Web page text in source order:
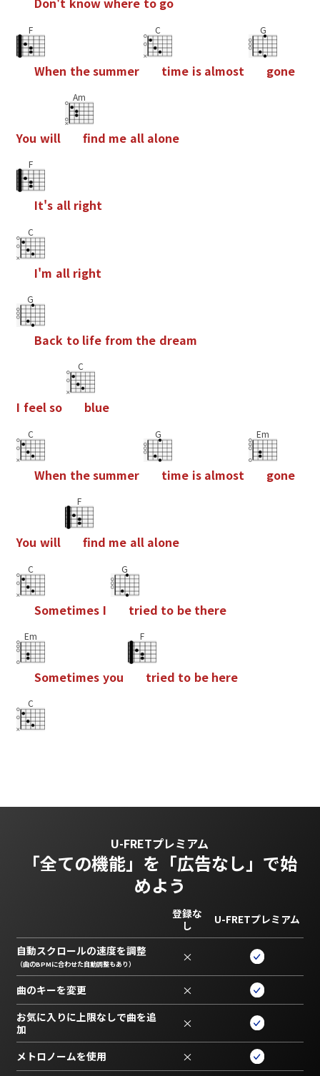
F
When thesummer
C
time is almost
G
gone
You will
Am
fnd me all alone
F
It's all right
C
I'm all right
G
Back to life from the dream
I feelso
C
blue
C
When thesummer
G
time is almost
Em
gone
You will
F
fnd me all alone
C
Sometimes I
G
tried to be there
Em
Sometimes you
F
tried to be here
C
U-FRETプレミアム
「全ての機能」を 「広告なし」で始
めよう
登録な
し
U-FRETプレミアム
自動スクロールの速度を調整
（曲のBPMに合わせた自動調整もあり） ×
曲のキーを変更 ×
お気に入りに上限なしで曲を追
加
×
メトロノームを使用 ×